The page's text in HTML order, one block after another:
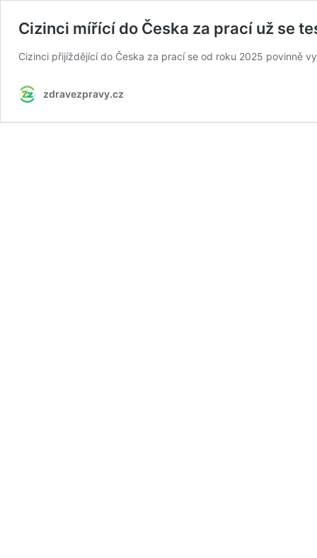
Cizinci mířící do Česka za prací už se
Cizinci přijíždějící do Česka za prací se od roku 2025 povinně
zdravezpravy.cz